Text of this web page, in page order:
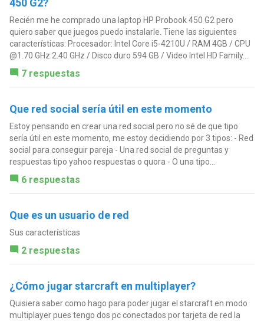
450 G2?
Recién me he comprado una laptop HP Probook 450 G2 pero
quiero saber que juegos puedo instalarle. Tiene las siguientes
características: Procesador: Intel Core i5-4210U / RAM 4GB / CPU
@1.70 GHz 2.40 GHz / Disco duro 594 GB / Video Intel HD Family...
7 respuestas
Que red social sería útil en este momento
Estoy pensando en crear una red social pero no sé de que tipo
sería útil en este momento, me estoy decidiendo por 3 tipos: - Red
social para conseguir pareja - Una red social de preguntas y
respuestas tipo yahoo respuestas o quora - O una tipo...
6 respuestas
Que es un usuario de red
Sus características
2 respuestas
¿Cómo jugar starcraft en multiplayer?
Quisiera saber como hago para poder jugar el starcraft en modo
multiplayer pues tengo dos pc conectados por tarjeta de red la